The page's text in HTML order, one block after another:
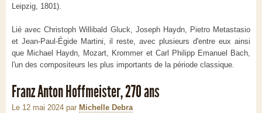
Leipzig, 1801).
Lié avec Christoph Willibald Gluck, Joseph Haydn, Pietro Metastasio
et Jean-Paul-Égide Martini, il reste, avec plusieurs d'entre eux ainsi
que Michael Haydn, Mozart, Krommer et Carl Philipp Emanuel Bach,
l'un des compositeurs les plus importants de la période classique.
Franz Anton Hoffmeister, 270 ans
Le 12 mai 2024 par Michelle Debra